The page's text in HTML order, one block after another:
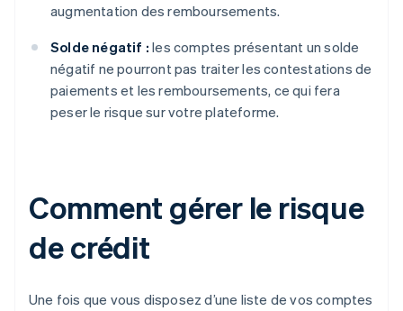
augmentation des remboursements.
Solde négatif : les comptes présentant un solde
négatif ne pourront pas traiter les contestations de
paiements et les remboursements, ce qui fera
peser le risque sur votre plateforme.
Comment gérer le risque
de crédit
Une fois que vous disposez d’une liste de vos comptes